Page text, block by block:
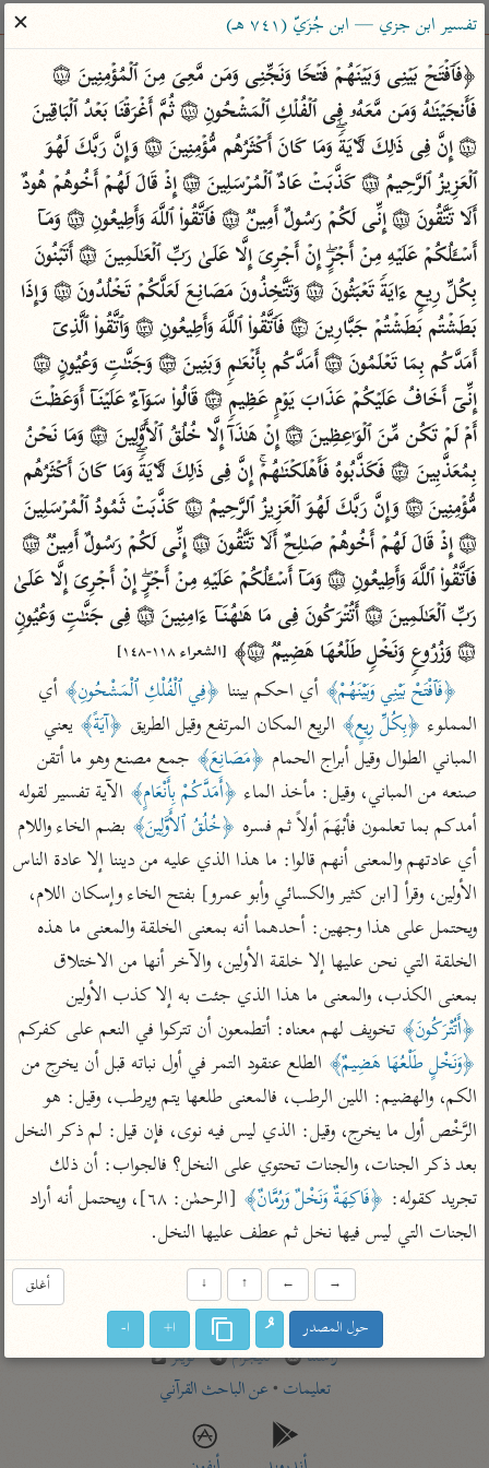
ساهم معنا في نشر القرآن والعلم الشرعي
الباحث القرآني
بحث تفسير علوم مصاحف معاجم
Type 2 or more characters for results.
Type 1 or more
characters for results.
أمّهات
تفسير الطبري
تفسير ابن كثير
تفسير القرطبي
تفسير البغوي
جمع الأقوال
تفسير ابن الجوزي
تفسير الماوردي
منتقاة
تفسير ابن القيم
تفسير ابن تيمية
عامّة
تفسير السمعاني
تفسير مكّي
محاسن التأويل
للقاسمي
تفسير الثعالبي
تفسير السمرقندي
تفسير الثعلبي
عامّة
فتح البيان للقنوجي
فتح القدير للشوكاني
تفسير ابن جزي
موسوعات
تفسير الآلوسي
تفسير الرازي
أخرى
أضواء البيان
نظم الدرر للبقاعي
لغة وبلاغة
التحرير والتنوير
المحرر الوجيز لابن
عطية
البحر المحيط لأبي
حيان
البسيط للواحدي
تفسير أبي السعود
الكشاف للزمخشري
معاصرة
الميسر
المختصر في
التفسير
تفسير السعدي
أيسر التفاسير
القرآن – تدبر وعمل
تفسير ابن عثيمين
مركَّزة العبارة
تفسير الجلالين
جامع البيان للإيجي
تفسير البيضاوي
تفسير النسفي
الوجيز للواحدي
تفسير ابن أبي زمنين
آثار
موسوعة التفسير
المأثور
الدر المنثور
تفسير ابن أبي حاتم
تفسير مقاتل
تفسير قتادة
اشترك لتصلك أخبار مشاريعنا
اشترك
راسلنا •تليجرام •تويتر
تعليمات •عن الباحث القرآني
تفسير ابن جزي — ابن جُزَيّ (٧٤١ هـ)
✕
۝١٢٠ إِنَّ فِی ذَ ٰ⁠لِكَ لَـَٔایَةࣰۖ وَمَا كَانَ أَكۡثَرُهُم مُّؤۡمِنِینَ ۝١٢١ وَإِنَّ رَبَّكَ لَهُوَ
ٱلۡعَزِیزُ ٱلرَّحِیمُ ۝١٢٢ كَذَّبَتۡ عَادٌ ٱلۡمُرۡسَلِینَ ۝١٢٣ إِذۡ قَالَ لَهُمۡ أَخُوهُمۡ هُودٌ
۝١٤٧ وَزُرُوعࣲ وَنَخۡلࣲ طَلۡعُهَا هَضِیمࣱ ۝١٤٨﴾
[الشعراء ١١٨-١٤٨]
﴿فَٱفْتَحْ بَيْنِي وَبَيْنَهُمْ﴾ أي احكم بيننا ﴿فِي ٱلْفُلْكِ ٱلْمَشْحُونِ﴾
المملوء ﴿بِكُلِّ رِيعٍ﴾ الريع المكان المرتفع وقيل الطريق ﴿آيَةً﴾
المباني الطوال وقيل أبراج الحمام ﴿مَصَانِعَ﴾
صنعه من المباني، وقيل: مأخذ الماء ﴿أَمَدَّكُمْ بِأَنْعَامٍ﴾
أمدكم بما تعلمون فأبْهَمَ أولاً ثم فسره ﴿خُلُقُ ٱلأَوَّلِينَ﴾
بمعنى الكذب، والمعنى ما هذا الذي جئت به إلا كذب الأولين
﴿أَتُتْرَكُونَ﴾ تخويف لهم معناه: أتطمعون أن تتركوا في النعم على كفركم
﴿وَنَخْلٍ طَلْعُهَا هَضِيمٌ﴾
الكم، والهضيم: اللين الرطب، فالمعنى طلعها يتم ويرطب، وقيل: هو
تجريد كقوله: ﴿فَاكِهَةٌ وَنَخْلٌ وَرُمَّانٌ﴾
الجنات التي ليس فيها نخل ثم عطف عليها النخل.
أغلق →
←
↑
↓
حول المصدر ا+ ا-